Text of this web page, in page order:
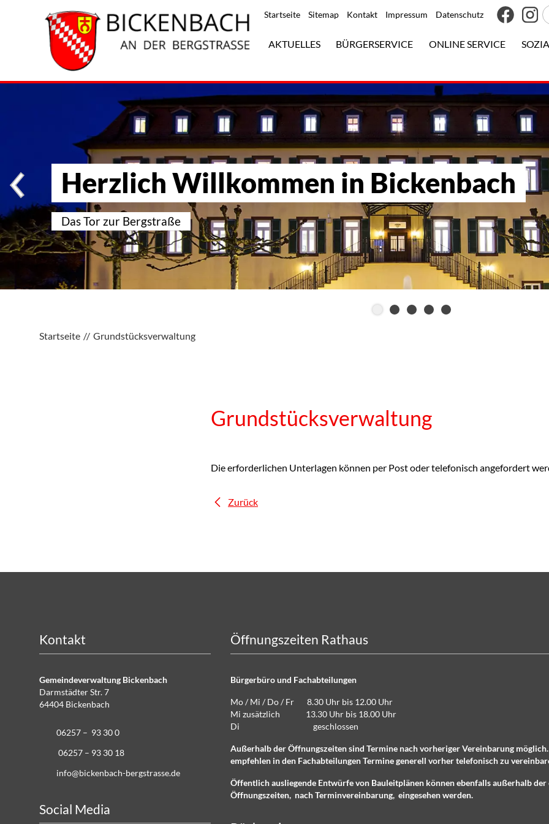
Startseite Sitemap Kontakt Impressum Datenschutz
AKTUELLES BÜRGERSERVICE ONLINE SERVICE
Herzlich Willkommen in Bickenbach
Das Tor zur Bergstraße
Startseite Grundstücksverwaltung
Grundstücksverwaltung
Die erforderlichen Unterlagen können per Post oder telefonisch angefordert
Zurück
Kontakt
Gemeindeverwaltung Bickenbach
Darmstädter Str. 7
64404 Bickenbach
06257 – 93 30 0
06257 – 93 30 18
info@bickenbach-bergstrasse.de
Social Media
Öffnungszeiten Rathaus
Bürgerbüro und Fachabteilungen
Mo / Mi / Do / Fr 8.30 Uhr bis 12.00 Uhr
Mi zusätzlich 13.30 Uhr bis 18.00 Uhr
Di geschlossen
Außerhalb der Öffnungszeiten sind Termine nach vorheriger Vereinbarung
empfehlen in den Fachabteilungen Termine generell vorher telefonisch zu
Öffentlich ausliegende Entwürfe von Bauleitplänen können ebenfalls außerhalb der
Öffnungszeiten, nach Terminvereinbarung, eingesehen werden.